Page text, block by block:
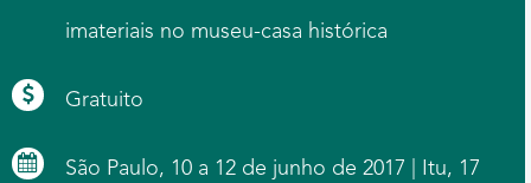
imateriais no museu-casa histórica
Gratuito
São Paulo, 10 a 12 de junho de 2017 | Itu, 17